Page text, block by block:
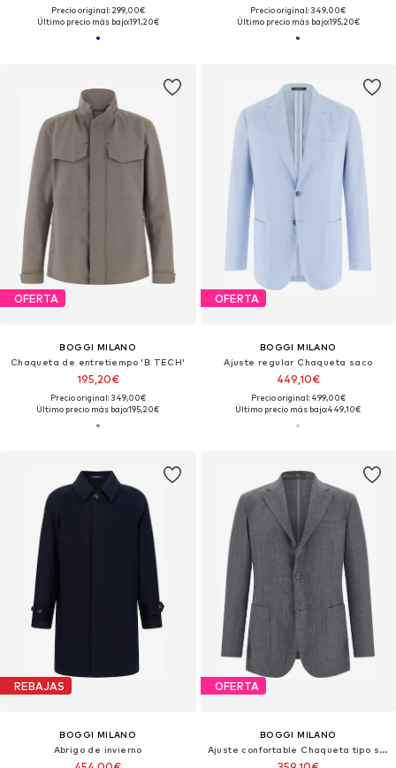
Precio original: 299,00€
Último precio más bajo:191,20€
Precio original: 349,00€
Último precio más bajo:195,20€
OFERTA
BOGGI MILANO
Chaqueta de entretiempo 'B TECH'
195,20€
Precio original: 349,00€
Último precio más bajo:195,20€
OFERTA
BOGGI MILANO
Ajuste regular Chaqueta saco
449,10€
Precio original: 499,00€
Último precio más bajo:449,10€
REBAJAS
BOGGI MILANO
Abrigo de invierno
OFERTA
BOGGI MILANO
Ajuste confortable Chaqueta tipo saco para negocios